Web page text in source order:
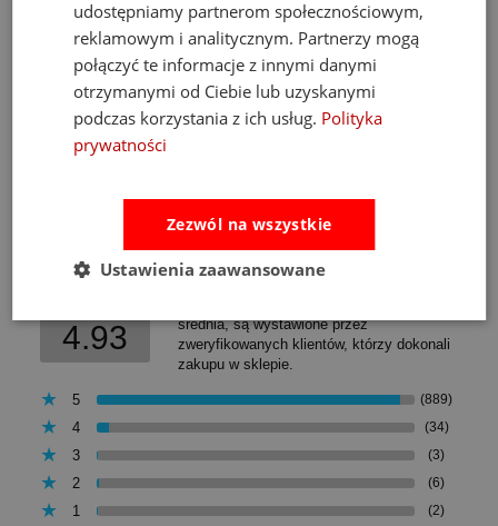
Cena regularna: 526,00 zł
Najniższa cena:469,00 zł
do koszyka
Pytania i odpowiedzi
Ocena sklepu
4.93
średnia, są wystawione przez
zweryfikowanych klientów, którzy dokonali
zakupu w sklepie.
5 (889)
4 (34)
3 (3)
2 (6)
1 (2)
udostępniamy partnerom społecznościowym,
reklamowym i analitycznym. Partnerzy mogą
połączyć te informacje z innymi danymi
otrzymanymi od Ciebie lub uzyskanymi
podczas korzystania z ich usług. Polityka
prywatności
Zezwól na wszystkie
Ustawienia zaawansowane